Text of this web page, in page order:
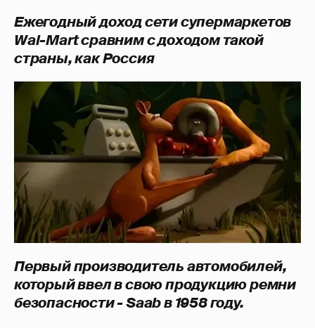
Ежегодный доход сети супермаркетов
Wal-Mart сравним с доходом такой
страны, как Россия
Первый производитель автомобилей,
который ввел в свою продукцию ремни
безопасности - Saab в 1958 году.